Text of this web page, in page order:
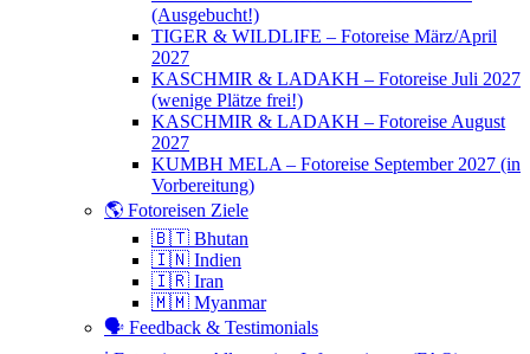
(Ausgebucht!)
TIGER & WILDLIFE – Fotoreise März/April
2027
KASCHMIR & LADAKH – Fotoreise Juli 2027
(wenige Plätze frei!)
KASCHMIR & LADAKH – Fotoreise August
2027
KUMBH MELA – Fotoreise September 2027 (in
Vorbereitung)
🌎 Fotoreisen Ziele
🇧🇹 Bhutan
🇮🇳 Indien
🇮🇷 Iran
🇲🇲 Myanmar
🗣 Feedback & Testimonials